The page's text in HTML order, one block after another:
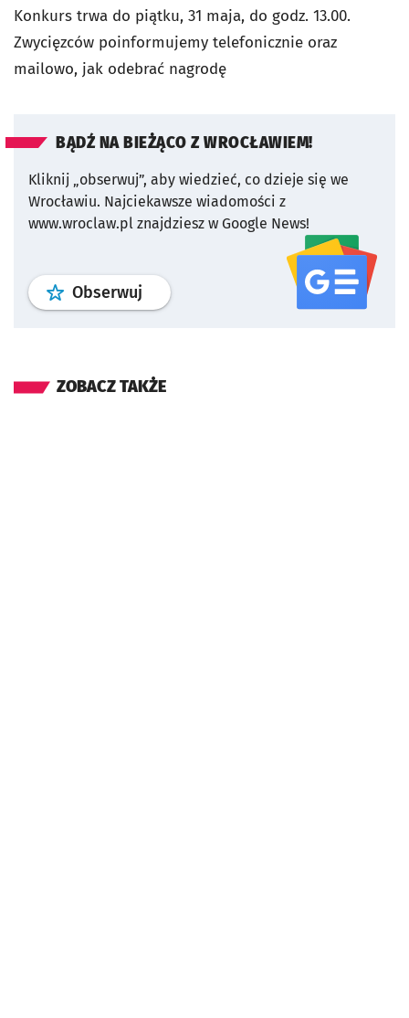
Konkurs trwa do piątku, 31 maja, do godz. 13.00.
Zwycięzców poinformujemy telefonicznie oraz
mailowo, jak odebrać nagrodę
BĄDŹ NA BIEŻĄCO Z WROCŁAWIEM!
Kliknij „obserwuj”, aby wiedzieć, co dzieje się we
Wrocławiu. Najciekawsze wiadomości z
www.wroclaw.pl znajdziesz w Google News!
Obserwuj profil serwisu
ZOBACZ TAKŻE